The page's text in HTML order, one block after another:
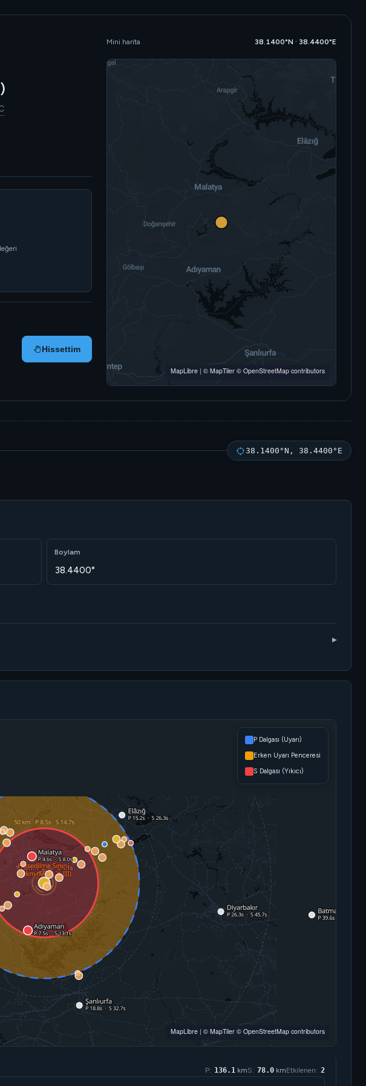
Hissettim
Mini harita 38.1400°N · 38.4400°E
MapLibre | © MapTiler © OpenStreetMap contributors
38.1400°N, 38.4400°E
Boylam
38.4400°
MapLibre | © MapTiler © OpenStreetMap contributors
P Dalgası (Uyarı)
Erken Uyarı Penceresi
S Dalgası (Yıkıcı)
P: 200.7 kmS: 115.4 kmEtkilenen: 4